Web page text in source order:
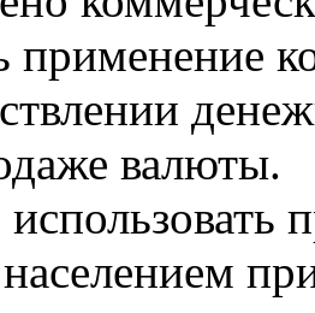
применение
валюты.
населением